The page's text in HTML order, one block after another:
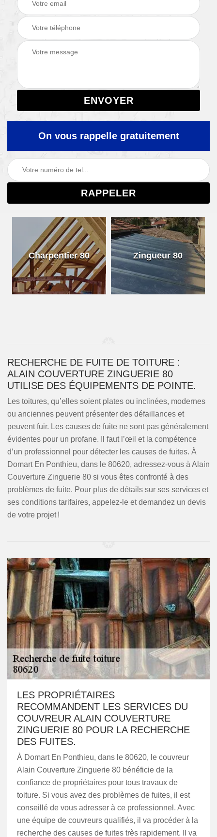
On vous rappelle gratuitement
Charpentier 80 Zingueur 80
RECHERCHE DE FUITE DE TOITURE :
ALAIN COUVERTURE ZINGUERIE 80
UTILISE DES ÉQUIPEMENTS DE POINTE.
Les toitures, qu’elles soient plates ou inclinées, modernes
ou anciennes peuvent présenter des défaillances et
peuvent fuir. Les causes de fuite ne sont pas généralement
évidentes pour un profane. Il faut l’œil et la compétence
d’un professionnel pour détecter les causes de fuites. À
Domart En Ponthieu, dans le 80620, adressez-vous à Alain
Couverture Zinguerie 80 si vous êtes confronté à des
problèmes de fuite. Pour plus de détails sur ses services et
ses conditions tarifaires, appelez-le et demandez un devis
de votre projet !
LES PROPRIÉTAIRES
RECOMMANDENT LES SERVICES DU
COUVREUR ALAIN COUVERTURE
ZINGUERIE 80 POUR LA RECHERCHE
DES FUITES.
À Domart En Ponthieu, dans le 80620, le couvreur
Alain Couverture Zinguerie 80 bénéficie de la
confiance de propriétaires pour tous travaux de
toiture. Si vous avez des problèmes de fuites, il est
conseillé de vous adresser à ce professionnel. Avec
une équipe de couvreurs qualifiés, il va procéder à la
recherche des causes de fuites très rapidement. Il va